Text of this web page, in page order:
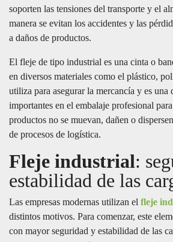
soporten las tensiones del transporte y el
manera se evitan los accidentes y las
a daños de productos.
El fleje de tipo industrial es una cinta o
en diversos materiales como el plástico,
utiliza para asegurar la mercancía y es una
importantes en el embalaje profesional
productos no se muevan, dañen o
de procesos de logística.
Fleje industrial:
estabilidad de las
Las empresas modernas utilizan el fleje
distintos motivos. Para comenzar, este
con mayor seguridad y estabilidad de las